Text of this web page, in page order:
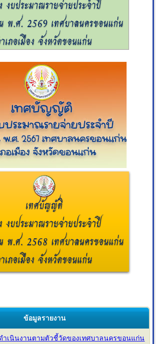
ข้อมูลรายงาน
ำเนินงานตามตัวชี้วัดของเทศบาลนครขอนแก่น